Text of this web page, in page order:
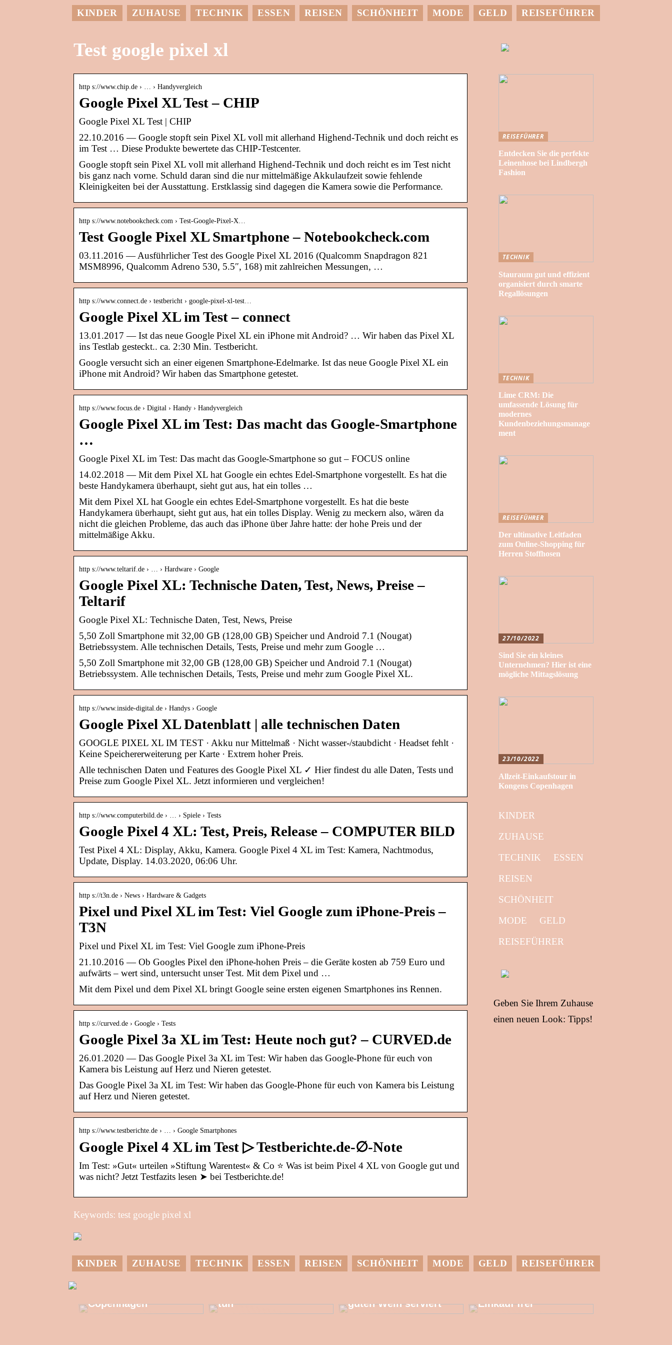
KINDER ZUHAUSE TECHNIK ESSEN REISEN SCHÖNHEIT MODE GELD REISEFÜHRER
Test google pixel xl
http s://www.chip.de › … › Handyvergleich
Google Pixel XL Test – CHIP
Google Pixel XL Test | CHIP
22.10.2016 — Google stopft sein Pixel XL voll mit allerhand Highend-Technik und doch reicht es
im Test … Diese Produkte bewertete das CHIP-Testcenter.
Google stopft sein Pixel XL voll mit allerhand Highend-Technik und doch reicht es im Test nicht
bis ganz nach vorne. Schuld daran sind die nur mittelmäßige Akkulaufzeit sowie fehlende
Kleinigkeiten bei der Ausstattung. Erstklassig sind dagegen die Kamera sowie die Performance.
http s://www.notebookcheck.com › Test-Google-Pixel-X…
Test Google Pixel XL Smartphone – Notebookcheck.com
03.11.2016 — Ausführlicher Test des Google Pixel XL 2016 (Qualcomm Snapdragon 821
MSM8996, Qualcomm Adreno 530, 5.5″, 168) mit zahlreichen Messungen, …
http s://www.connect.de › testbericht › google-pixel-xl-test…
Google Pixel XL im Test – connect
13.01.2017 — Ist das neue Google Pixel XL ein iPhone mit Android? … Wir haben das Pixel XL
ins Testlab gesteckt.​. ca. 2:30 Min. Testbericht.
Google versucht sich an einer eigenen Smartphone-Edelmarke. Ist das neue Google Pixel XL ein
iPhone mit Android? Wir haben das Smartphone getestet.
http s://www.focus.de › Digital › Handy › Handyvergleich
Google Pixel XL im Test: Das macht das Google-Smartphone
…
Google Pixel XL im Test: Das macht das Google-Smartphone so gut – FOCUS online
14.02.2018 — Mit dem Pixel XL hat Google ein echtes Edel-Smartphone vorgestellt. Es hat die
beste Handykamera überhaupt, sieht gut aus, hat ein tolles …
Mit dem Pixel XL hat Google ein echtes Edel-Smartphone vorgestellt. Es hat die beste
Handykamera überhaupt, sieht gut aus, hat ein tolles Display. Wenig zu meckern also, wären da
nicht die gleichen Probleme, das auch das iPhone über Jahre hatte: der hohe Preis und der
mittelmäßige Akku.
http s://www.teltarif.de › … › Hardware › Google
Google Pixel XL: Technische Daten, Test, News, Preise –
Teltarif
Google Pixel XL: Technische Daten, Test, News, Preise
5,50 Zoll Smartphone mit 32,00 GB (128,00 GB) Speicher und Android 7.1 (Nougat)
Betriebssystem. Alle technischen Details, Tests, Preise und mehr zum Google …
5,50 Zoll Smartphone mit 32,00 GB (128,00 GB) Speicher und Android 7.1 (Nougat)
Betriebssystem. Alle technischen Details, Tests, Preise und mehr zum Google Pixel XL.
http s://www.inside-digital.de › Handys › Google
Google Pixel XL Datenblatt | alle technischen Daten
GOOGLE PIXEL XL IM TEST · Akku nur Mittelmaß · Nicht wasser-/staubdicht · Headset fehlt ·
Keine Speichererweiterung per Karte · Extrem hoher Preis.
Alle technischen Daten und Features des Google Pixel XL ✓ Hier findest du alle Daten, Tests und
Preise zum Google Pixel XL. Jetzt informieren und vergleichen!
http s://www.computerbild.de › … › Spiele › Tests
Google Pixel 4 XL: Test, Preis, Release – COMPUTER BILD
Test Pixel 4 XL: Display, Akku, Kamera. Google Pixel 4 XL im Test: Kamera, Nachtmodus,
Update, Display. 14.03.2020, 06:06 Uhr.
http s://t3n.de › News › Hardware & Gadgets
Pixel und Pixel XL im Test: Viel Google zum iPhone-Preis –
T3N
Pixel und Pixel XL im Test: Viel Google zum iPhone-Preis
21.10.2016 — Ob Googles Pixel den iPhone-hohen Preis – die Geräte kosten ab 759 Euro und
aufwärts – wert sind, untersucht unser Test. Mit dem Pixel und …
Mit dem Pixel und dem Pixel XL bringt Google seine ersten eigenen Smartphones ins Rennen.
http s://curved.de › Google › Tests
Google Pixel 3a XL im Test: Heute noch gut? – CURVED.de
26.01.2020 — Das Google Pixel 3a XL im Test: Wir haben das Google-Phone für euch von
Kamera bis Leistung auf Herz und Nieren getestet.
Das Google Pixel 3a XL im Test: Wir haben das Google-Phone für euch von Kamera bis Leistung
auf Herz und Nieren getestet.
http s://www.testberichte.de › … › Google Smartphones
Google Pixel 4 XL im Test ▷ Testberichte.de-∅-Note
Im Test: »Gut« urteilen »Stiftung Warentest« & Co ⭐ Was ist beim Pixel 4 XL von Google gut und
was nicht? Jetzt Testfazits lesen ➤ bei Testberichte.de!
Keywords: test google pixel xl
REISEFÜHRER
Entdecken Sie die perfekte
Leinenhose bei Lindbergh
Fashion
TECHNIK
Stauraum gut und effizient
organisiert durch smarte
Regallösungen
TECHNIK
Lime CRM: Die
umfassende Lösung für
modernes
Kundenbeziehungsmanage
ment
REISEFÜHRER
Der ultimative Leitfaden
zum Online-Shopping für
Herren Stoffhosen
27/10/2022
Sind Sie ein kleines
Unternehmen? Hier ist eine
mögliche Mittagslösung
23/10/2022
Allzeit-Einkaufstour in
Kongens Copenhagen
KINDER
ZUHAUSE
TECHNIK
ESSEN
REISEN
SCHÖNHEIT
MODE
GELD
REISEFÜHRER
Geben Sie Ihrem Zuhause
einen neuen Look: Tipps!
KINDER ZUHAUSE TECHNIK ESSEN REISEN SCHÖNHEIT MODE GELD REISEFÜHRER
Copenhagen
Mit einer
tun
Dessen muss man
guten Wein serviert
Setzen Sie mehr
Einkauf frei